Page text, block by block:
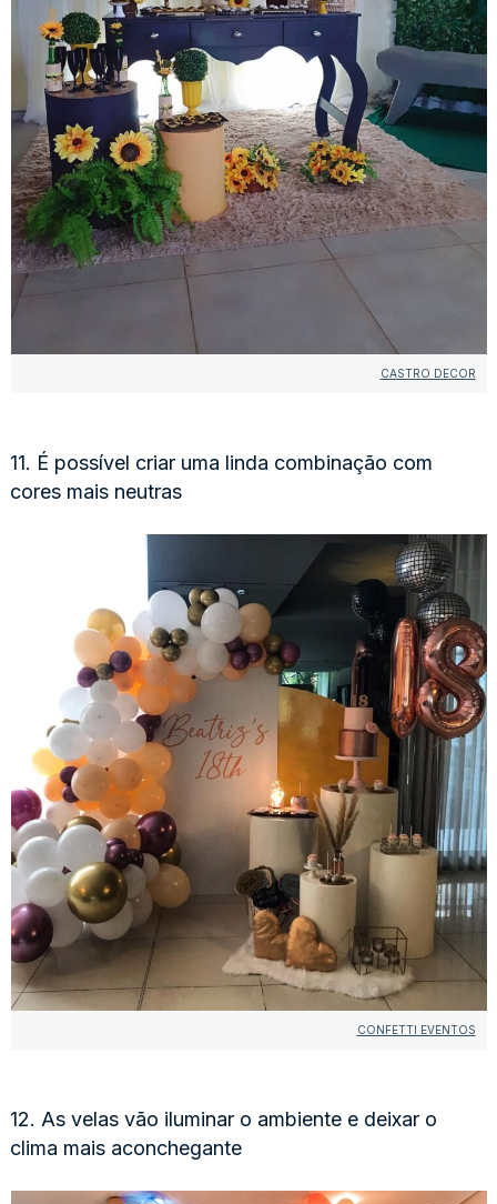
CASTRO DECOR
11. É possível criar uma linda combinação com
cores mais neutras
CONFETTI EVENTOS
12. As velas vão iluminar o ambiente e deixar o
clima mais aconchegante